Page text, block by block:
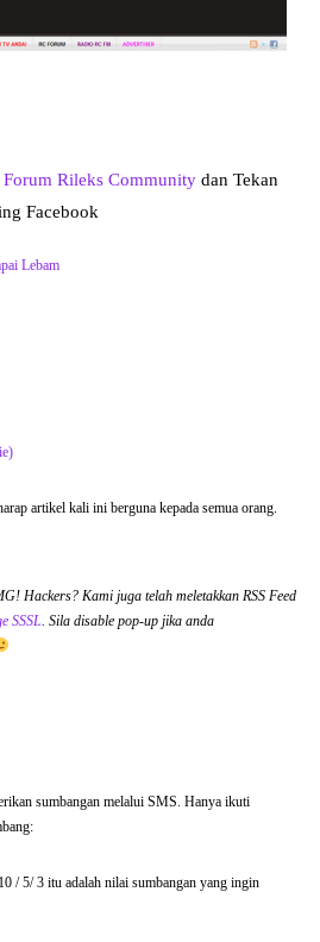
Forum Rileks Community dan Tekan
Facebook
Lebam
artikel kali ini berguna kepada semua orang.
Hackers? Kami juga telah meletakkan RSS Feed
SSSL. Sila disable pop-up jika anda
sumbangan melalui SMS. Hanya ikuti
/ 5/ 3 itu adalah nilai sumbangan yang ingin